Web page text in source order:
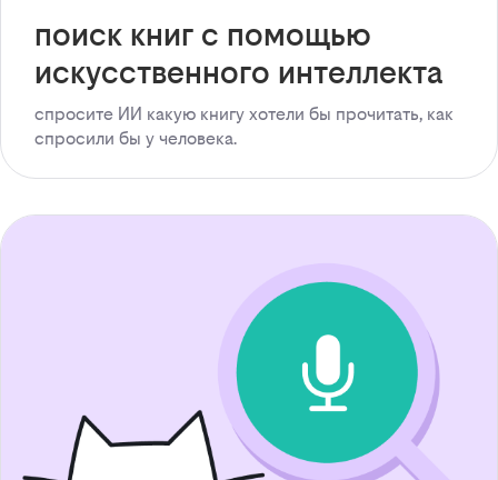
поиск книг с помощью
искусственного интеллекта
спросите ИИ какую книгу хотели бы прочитать, как
спросили бы у человека.